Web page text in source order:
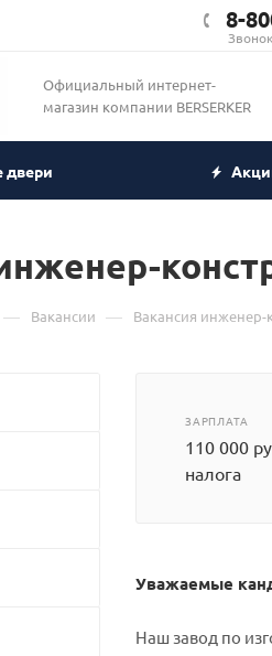
8-
Официальный интернет-
магазин компании BERSERKER
двери
— Вакансии — Вакансия инженер-
ЗАРПЛАТА
110 000
налога
Уважаемые
Наш завод по